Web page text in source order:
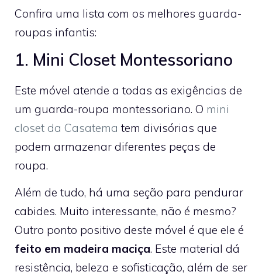
Confira uma lista com os melhores guarda-
roupas infantis:
1. Mini Closet Montessoriano
Este móvel atende a todas as exigências de
um guarda-roupa montessoriano. O mini
closet da Casatema tem divisórias que
podem armazenar diferentes peças de
roupa.
Além de tudo, há uma seção para pendurar
cabides. Muito interessante, não é mesmo?
Outro ponto positivo deste móvel é que ele é
feito em madeira maciça. Este material dá
resistência, beleza e sofisticação, além de ser